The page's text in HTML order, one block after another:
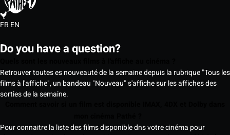
FREN
Do you have a question?
Retrouver toutes es nouveauté de la semaine depuis la rubrique "Tous les
films à l'affiche", un bandeau "Nouveau" s'affiche sur les affiches des
sorties de la semaine.
Pour connaitre la liste des films disponible dns votre cinéma pour